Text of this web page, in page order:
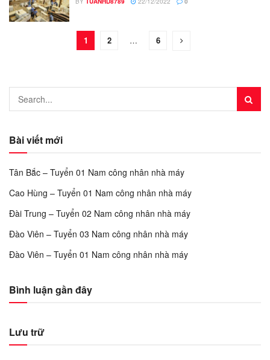
1 2 … 6
Bài viết mới
Tân Bắc – Tuyển 01 Nam công nhân nhà máy
Cao Hùng – Tuyển 01 Nam công nhân nhà máy
Đài Trung – Tuyển 02 Nam công nhân nhà máy
Đào Viên – Tuyển 03 Nam công nhân nhà máy
Đào Viên – Tuyển 01 Nam công nhân nhà máy
Bình luận gần đây
Lưu trữ